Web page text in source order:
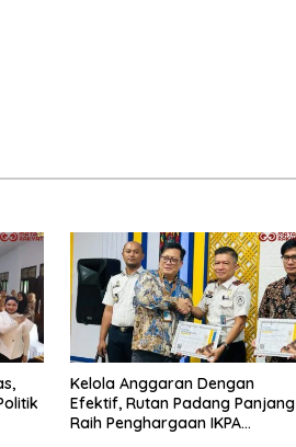
Kelola Anggaran Dengan
Efektif, Rutan Padang Panjang
Raih Penghargaan IKPA